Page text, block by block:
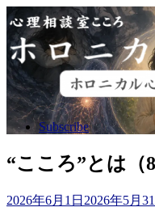
コ
ン
テ
ン
ツ
へ
ス
キ
プ
Subscribe
“こころ”とは（
2026年6月1日 2026年5月